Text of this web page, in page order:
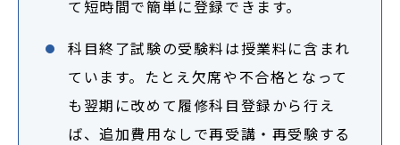
て短時間で簡単に登録できます。
科目終了試験の受験料は授業料に含まれ
ています。たとえ欠席や不合格となって
も翌期に改めて履修科目登録から行え
ば、追加費用なしで再受講・再受験する